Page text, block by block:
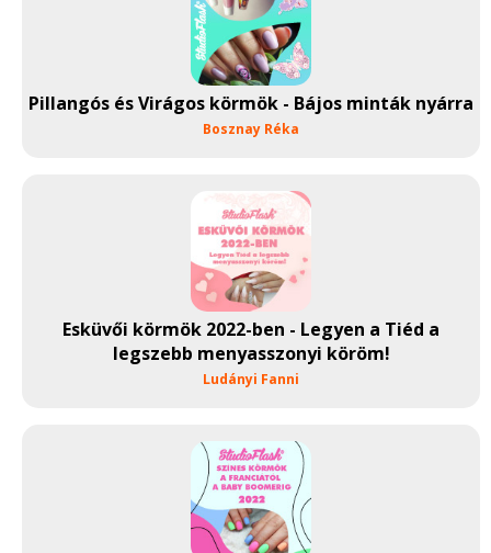
Pillangós és Virágos körmök - Bájos minták nyárra
Bosznay Réka
Esküvői körmök 2022-ben - Legyen a Tiéd a
legszebb menyasszonyi köröm!
Ludányi Fanni